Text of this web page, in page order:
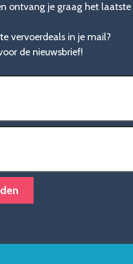
ontvang je graag het laatste
vervoerdeals in je mail?
de nieuwsbrief!